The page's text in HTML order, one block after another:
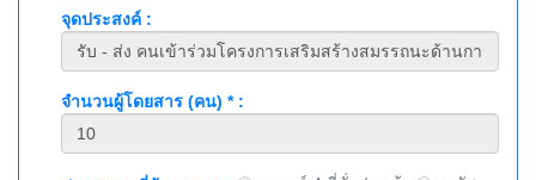
จุดประสงค์ :
จำนวนผู้โดยสาร (คน) * :